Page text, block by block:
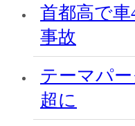
首都高で車
事故
テーマパ
超に